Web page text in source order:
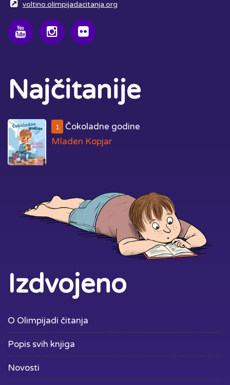
voltino.olimpijadacitanja.org
Najčitanije
1
Čokoladne godine
Mladen Kopjar
Izdvojeno
O Olimpijadi čitanja
Popis svih knjiga
Novosti